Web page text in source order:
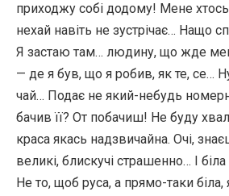
приходжу собі додому! Мене хтось
нехай навіть не зустрічає… Нащо
Я застаю там… людину, що жде
— де я був, що я робив, як те, се…
чай… Подає не який-небудь
бачив її? От побачиш! Не буду
краса якась надзвичайна. Очі,
великі, блискучі страшенно… І
Не то, щоб руса, а прямо-таки біла,